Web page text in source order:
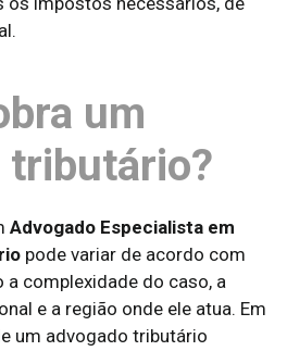
um
tributário?
Advogado Especialista em
pode variar de acordo com
complexidade do caso, a
e a região onde ele atua. Em
um advogado tributário